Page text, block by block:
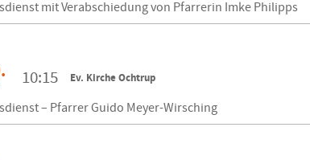
mit Verabschiedung von Pfarrerin Imke Philipps
10:15 Ev. Kirche Ochtrup
– Pfarrer Guido Meyer-Wirsching